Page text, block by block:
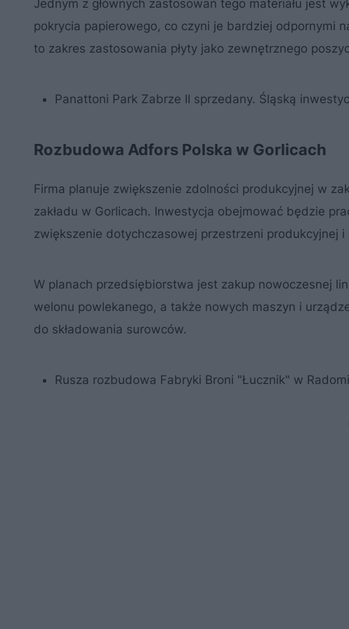
Jednym z głównych zastosowań tego materiału jest
pokrycia papierowego, co czyni je bardziej odpornymi
to zakres zastosowania płyty jako zewnętrznego
Panattoni Park Zabrze II sprzedany. Śląską
Rozbudowa Adfors Polska w Gorlicach
Firma planuje zwiększenie zdolności produkcyjnej w
zakładu w Gorlicach. Inwestycja obejmować będzie
zwiększenie dotychczasowej przestrzeni produkcyjnej i
W planach przedsiębiorstwa jest zakup nowoczesnej
welonu powlekanego, a także nowych maszyn i
do składowania surowców.
Rusza rozbudowa Fabryki Broni "Łucznik" w